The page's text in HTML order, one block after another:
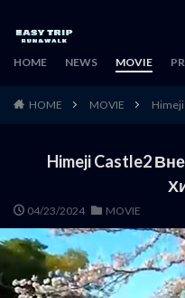
HOME NEWS MOVIE PR
HOME MOVIE
Himeji Castle2
04/23/2024 MOVIE